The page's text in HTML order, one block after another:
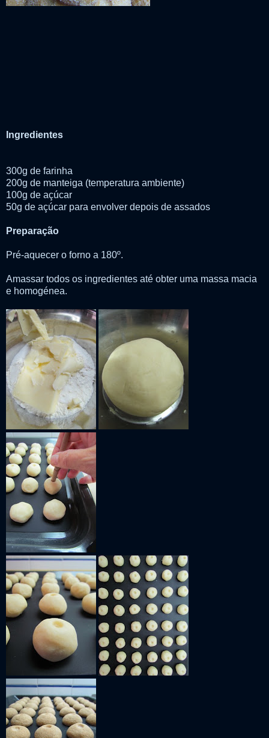
Ingredientes
300g de farinha
200g de manteiga (temperatura ambiente)
100g de açúcar
50g de açúcar para envolver depois de assados
Preparação
Pré-aquecer o forno a 180º.
Amassar todos os ingredientes até obter uma massa macia
e homogénea.